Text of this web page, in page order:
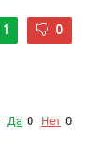
1 0
Да 0 Нет 0